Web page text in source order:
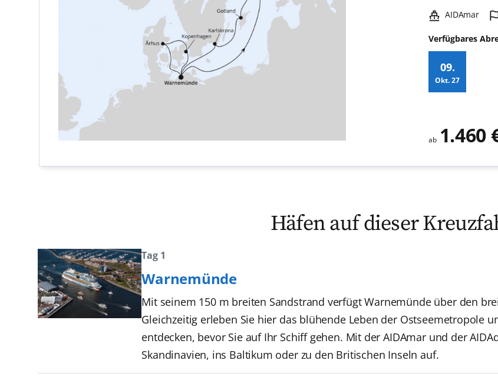
Schiff:
AIDAmar
Verfügbares
09.
Okt.27
ab 1.460
Häfen auf dieser
Tag 1
Warnemünde
Mit seinem 150 m breiten Sandstrand verfügt Warnemünde über den
Gleichzeitig erleben Sie hier das blühende Leben der Ostseemetropole
entdecken, bevor Sie auf Ihr Schiff gehen. Mit der AIDAmar und der
Skandinavien, ins Baltikum oder zu den Britischen Inseln auf.